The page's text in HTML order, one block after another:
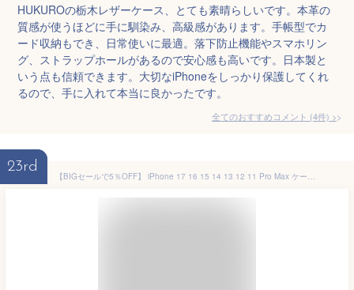
HUKUROの栃木レザーケース、とても素晴らしいです。本革の
質感が使うほどに手に馴染み、高級感があります。手帳型でカ
ード収納もでき、日常使いに最適。落下防止機能やスマホリン
グ、ストラップホールがあるので安心感も高いです。日本製と
いう点も信頼できます。大切なiPhoneをしっかり保護してくれ
るので、手に入れて本当に良かったです。
全てのおすすめコメント (4件) >
23rd
【BIGセールで5％OFF】 iPhone 17 16 15 14 13 12 11 Pro Max ケース 本革 アイフォン 17e 16e Air カバー アイホン16 15 14 Plus スマホカバー 手帳 革 手帳型ケース カード入れ 13 12 mini 携帯カバー XR X Xs スマホケース iPhoneSE3 SE2 8 7 6s 6 plus レザーケース